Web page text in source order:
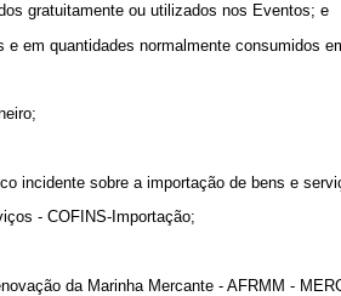
gratuitamente ou utilizados nos Eventos; e
em quantidades normalmente consumidos
incidente sobre a importação de bens e
- COFINS-Importação;
da Marinha Mercante - AFRMM -